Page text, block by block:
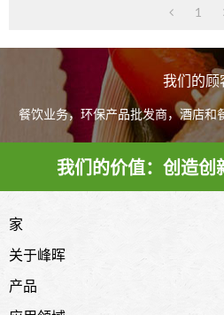
1
我们的顾
餐饮业务，环保产品批发商，酒店和
我们的价值：创造创
家
关于峰晖
产品